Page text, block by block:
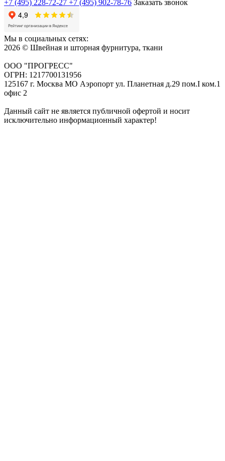
+7 (495) 228-72-27 +7 (495) 902-78-76 Заказать звонок
Мы в социальных сетях:
2026 © Швейная и шторная фурнитура, ткани
ООО "ПРОГРЕСС"
ОГРН: 1217700131956
125167 г. Москва МО Аэропорт ул. Планетная д.29 пом.I ком.1
офис 2
Данный сайт не является публичной офертой и носит
исключительно информационный характер!